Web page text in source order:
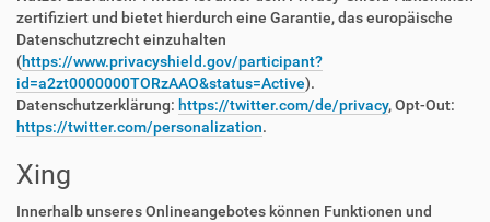
zertifiziert und bietet hierdurch eine Garantie, das europäische
Datenschutzrecht einzuhalten
(https://www.privacyshield.gov/participant?
id=a2zt0000000TORzAAO&status=Active).
Datenschutzerklärung: https://twitter.com/de/privacy, Opt-Out:
https://twitter.com/personalization.
Xing
Innerhalb unseres Onlineangebotes können Funktionen und